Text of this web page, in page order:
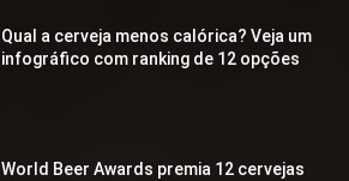
Qual a cerveja menos calórica? Veja um
infográfico com ranking de 12 opções
World Beer Awards premia 12 cervejas